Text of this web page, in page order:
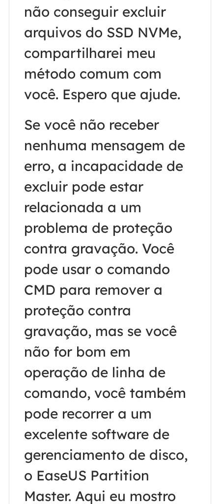
não conseguir excluir
arquivos do SSD NVMe,
compartilharei meu
método comum com
você. Espero que ajude.
Se você não receber
nenhuma mensagem de
erro, a incapacidade de
excluir pode estar
relacionada a um
problema de proteção
contra gravação. Você
pode usar o comando
CMD para remover a
proteção contra
gravação, mas se você
não for bom em
operação de linha de
comando, você também
pode recorrer a um
excelente software de
gerenciamento de disco,
o EaseUS Partition
Master. Aqui eu mostro